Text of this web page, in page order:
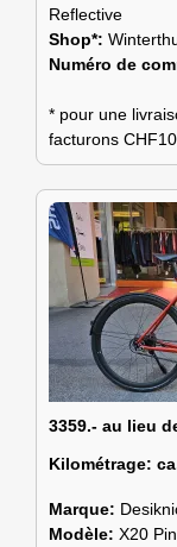
Reflective
Shop*:
Numéro de
* pour une
facturons
3359.- au lieu
Kilométrage:
Marque:
Modèle: X20